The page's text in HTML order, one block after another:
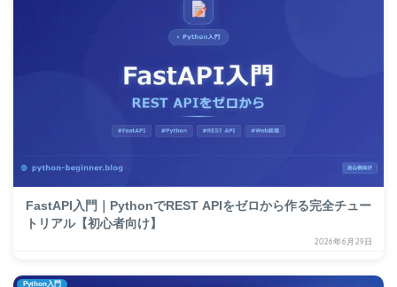
FastAPI入門｜PythonでREST APIをゼロから作る完全チュー
トリアル【初心者向け】
2026年6月29日
Python入門